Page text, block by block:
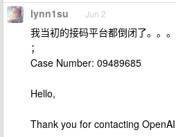
lynn1su Jun 2
我当初的接码平台都倒闭了。。
；
Case Number: 09489685
Hello,
Thank you for contacting